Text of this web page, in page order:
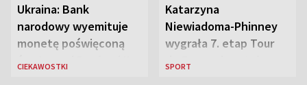
Ukraina: Bank
narodowy wyemituje
monetę poświęconą
CIEKAWOSTKI
Katarzyna
Niewiadoma-Phinney
wygrała 7. etap Tour
SPORT